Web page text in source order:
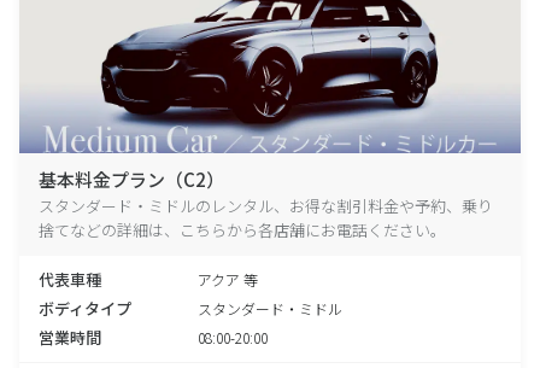
基本料金プラン（C2）
スタンダード・ミドルのレンタル、お得な割引料金や予約、乗り
捨てなどの詳細は、こちらから各店舗にお電話ください。
代表車種 アクア 等
ボディタイプ スタンダード・ミドル
営業時間 08:00-20:00